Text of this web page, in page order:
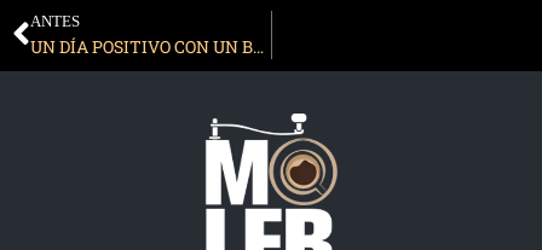
ANTES
UN DÍA POSITIVO CON UN BUEN CAFÉ